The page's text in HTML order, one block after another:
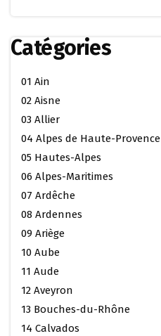
Catégories
01 Ain
02 Aisne
03 Allier
04 Alpes de Haute-Provence
05 Hautes-Alpes
06 Alpes-Maritimes
07 Ardêche
08 Ardennes
09 Ariège
10 Aube
11 Aude
12 Aveyron
13 Bouches-du-Rhône
14 Calvados